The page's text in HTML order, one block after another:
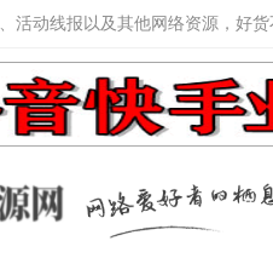
活动线报以及其他网络资源，好